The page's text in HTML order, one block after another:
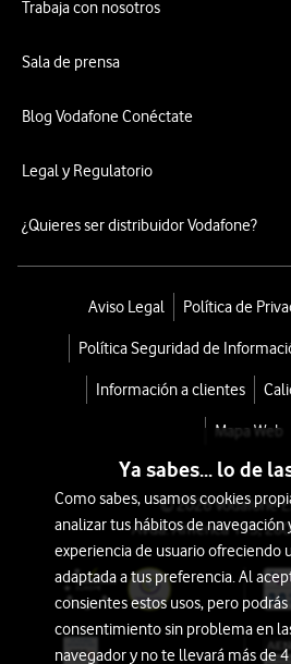
Trabaja con nosotros
Sala de prensa
Blog Vodafone Conéctate
Legal y Regulatorio
¿Quieres ser distribuidor Vodafone?
Aviso Legal Política de
Política Seguridad de
Información a clientes
Mapa Web
© 2026 Vodafone
Avda. América 115,
Ya sabes... lo de
Como sabes, usamos cookies
analizar tus hábitos de navegación
experiencia de usuario ofreciendo
adaptada a tus preferencia. Al
consientes estos usos, pero
consentimiento sin problema en
navegador y no te llevará más de